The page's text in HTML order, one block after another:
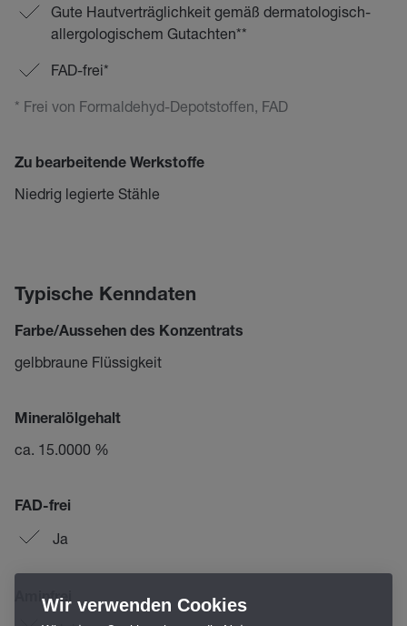
Gute Hautverträglichkeit gemäß dermatologisch-
allergologischem Gutachten**
FAD-frei*
* Frei von Formaldehyd-Depotstoffen, FAD
Zu bearbeitende Werkstoffe
Niedrig legierte Stähle
Typische Kenndaten
Farbe/Aussehen des Konzentrats
gelbbraune Flüssigkeit
Mineralölgehalt
ca. 15.0000 %
FAD-frei
Ja
Aminfrei
Wir verwenden Cookies